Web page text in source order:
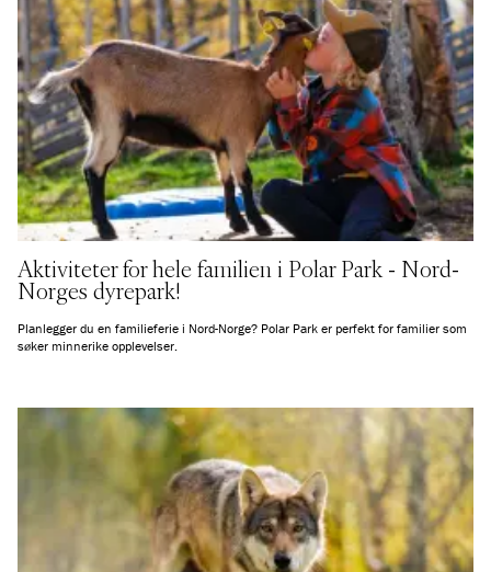
Aktiviteter for hele familien i Polar Park - Nord-
Norges dyrepark!
Planlegger du en familieferie i Nord-Norge? Polar Park er perfekt for familier som
søker minnerike opplevelser.